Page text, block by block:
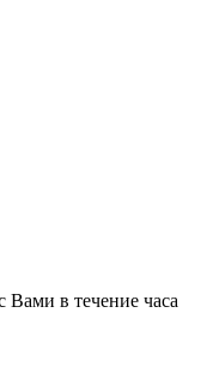
в течение часа